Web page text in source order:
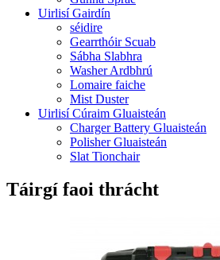
Uirlisí Gairdín
séidire
Gearrthóir Scuab
Sábha Slabhra
Washer Ardbhrú
Lomaire faiche
Mist Duster
Uirlisí Cúraim Gluaisteán
Charger Battery Gluaisteán
Polisher Gluaisteán
Slat Tionchair
Táirgí faoi thrácht